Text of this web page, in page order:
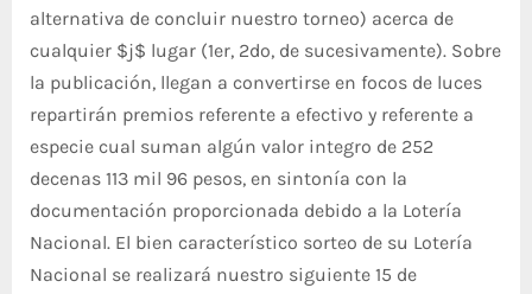
alternativa de concluir nuestro torneo) acerca de
cualquier $j$ lugar (1er, 2do, de sucesivamente). Sobre
la publicación, llegan a convertirse en focos de luces
repartirán premios referente a efectivo y referente a
especie cual suman algún valor integro de 252
decenas 113 mil 96 pesos, en sintonía con la
documentación proporcionada debido a la Lotería
Nacional. El bien característico sorteo de su Lotería
Nacional se realizará nuestro siguiente 15 de